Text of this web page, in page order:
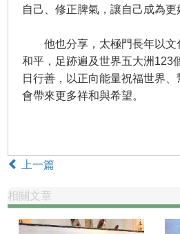
自己、修正脾氣，讓自己成為更
他也分享，太極門長年以文
和平，足跡遍及世界五大洲123
日行善，以正向能量祝福世界
會帶來更多祥和與希望。
上一篇
相關文章